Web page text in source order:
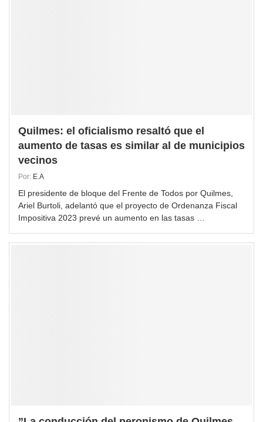
Quilmes: el oficialismo resaltó que el
aumento de tasas es similar al de municipios
vecinos
Por: E.A
El presidente de bloque del Frente de Todos por Quilmes,
Ariel Burtoli, adelantó que el proyecto de Ordenanza Fiscal
Impositiva 2023 prevé un aumento en las tasas …